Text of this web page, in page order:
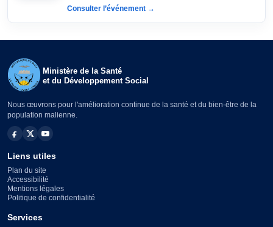
Consulter l’événement →
Ministère de la Santé
et du Développement Social
Nous œuvrons pour l'amélioration continue de la santé et du bien-être de la
population malienne.
Liens utiles
Plan du site
Accessibilité
Mentions légales
Politique de confidentialité
Services